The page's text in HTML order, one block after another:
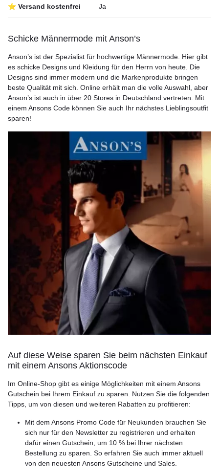
⭐ Versand kostenfrei Ja
Schicke Männermode mit Anson’s
Anson’s ist der Spezialist für hochwertige Männermode. Hier gibt
es schicke Designs und Kleidung für den Herrn von heute. Die
Designs sind immer modern und die Markenprodukte bringen
beste Qualität mit sich. Online erhält man die volle Auswahl, aber
Anson’s ist auch in über 20 Stores in Deutschland vertreten. Mit
einem Ansons Code können Sie auch Ihr nächstes Lieblingsoutfit
sparen!
Auf diese Weise sparen Sie beim nächsten Einkauf
mit einem Ansons Aktionscode
Im Online-Shop gibt es einige Möglichkeiten mit einem Ansons
Gutschein bei Ihrem Einkauf zu sparen. Nutzen Sie die folgenden
Tipps, um von diesen und weiteren Rabatten zu profitieren:
Mit dem Ansons Promo Code für Neukunden brauchen Sie
sich nur für den Newsletter zu registrieren und erhalten
dafür einen Gutschein, um 10 % bei Ihrer nächsten
Bestellung zu sparen. So erfahren Sie auch immer aktuell
von den neuesten Ansons Gutscheine und Sales.